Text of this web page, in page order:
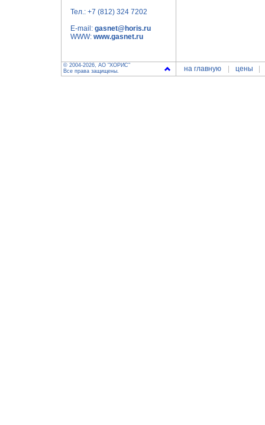
Тел.: +7 (812) 324 7202
E-mail: gasnet@horis.ru
WWW: www.gasnet.ru
© 2004-2026, АО "ХОРИС"
Все права защищены.
на главную цены